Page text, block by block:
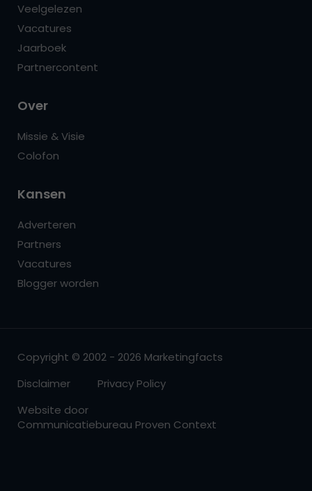
Veelgelezen
Vacatures
Jaarboek
Partnercontent
Over
Missie & Visie
Colofon
Kansen
Adverteren
Partners
Vacatures
Blogger worden
Copyright © 2002 - 2026 Marketingfacts
Disclaimer
Privacy Policy
Website door
Communicatiebureau Proven Context